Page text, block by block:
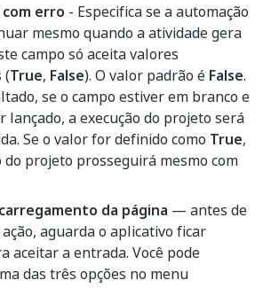
erro - Especifica se a automação
mesmo quando a atividade gera
campo só aceita valores
(True, False). O valor padrão é False.
se o campo estiver em branco e
lançado, a execução do projeto será
Se o valor for definido como True,
do projeto prosseguirá mesmo com
da página — antes de
aguarda o aplicativo ficar
aceitar a entrada. Você pode
das três opções no menu